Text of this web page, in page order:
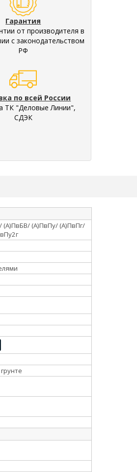
Гарантия
от производителя в
с законодательством
РФ
по всей России
ТК "Деловые Линии",
СДЭК
(А)ПвПу/ (А)ПвПг/